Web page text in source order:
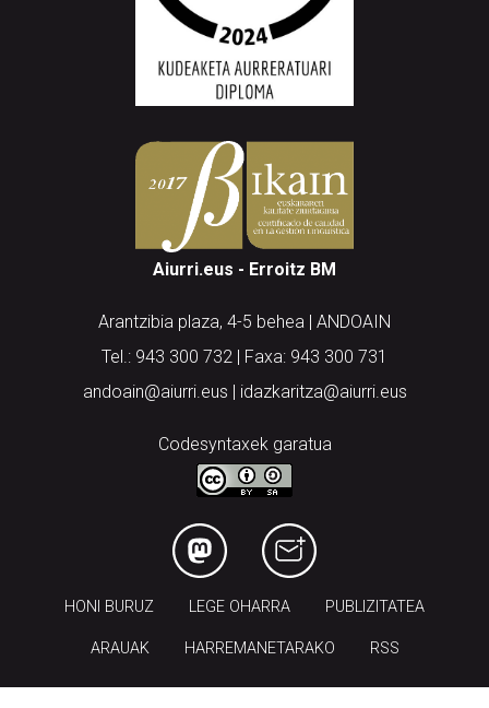
Aiurri.eus - Erroitz BM
Arantzibia plaza, 4-5 behea | ANDOAIN
Tel.: 943 300 732 | Faxa: 943 300 731
andoain@aiurri.eus | idazkaritza@aiurri.eus
Codesyntaxek garatua
HONI BURUZ LEGE OHARRA PUBLIZITATEA
ARAUAK HARREMANETARAKO RSS